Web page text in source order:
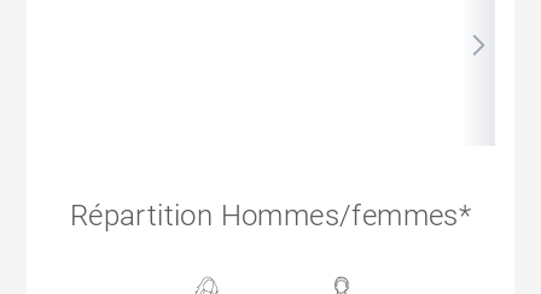
Répartition Hommes/femmes*